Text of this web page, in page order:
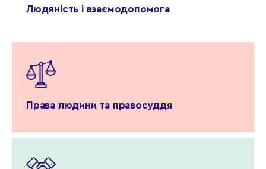
Людяність і взаємодопомога
Права людини та правосуддя